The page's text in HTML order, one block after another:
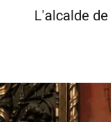
L'alcalde